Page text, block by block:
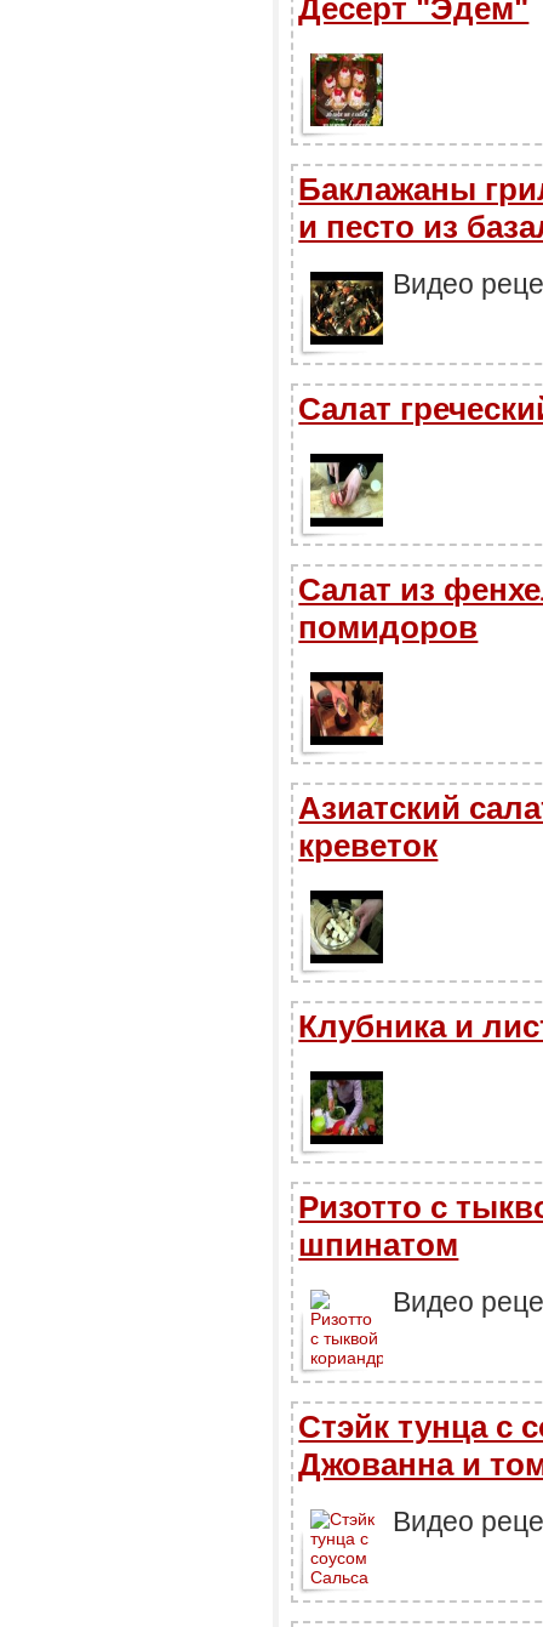
Десерт "Эдем"
Баклажаны
и песто из
Видео
Салат
Салат из
помидоров
Азиатский
креветок
Клубника и
Ризотто с
шпинатом
Видео
Стэйк тунца с
Джованна и
Видео